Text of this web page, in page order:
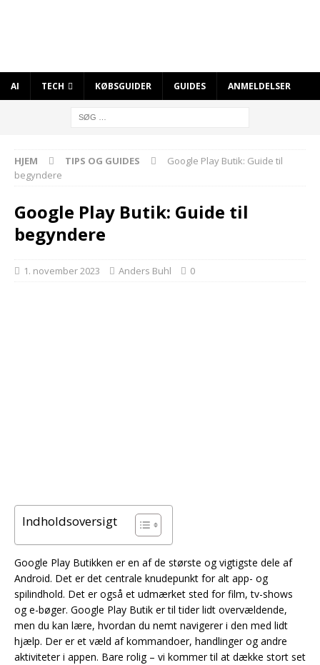
AI TECH KØBSGUIDER GUIDES ANMELDELSER
HJEM TIPS OG GUIDES
Google Play Butik: Guide til
begyndere
Google Play Butik: Guide til
begyndere
1. november 2023 Anders Buhl 0
Indholdsoversigt
Google Play Butikken er en af de største og vigtigste dele af
Android. Det er det centrale knudepunkt for alt app- og
spilindhold. Det er også et udmærket sted for film, tv-shows
og e-bøger. Google Play Butik er til tider lidt overvældende,
men du kan lære, hvordan du nemt navigerer i den med lidt
hjælp. Der er et væld af kommandoer, handlinger og andre
aktiviteter i appen. Bare rolig – vi kommer til at dække stort set